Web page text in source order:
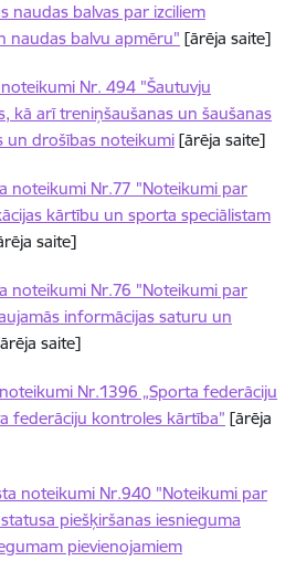
naudas balvas par izciliem
naudas balvu apmēru" [ārēja saite]
Nr. 494 "Šautuvju
kā arī treniņšaušanas un šaušanas
un drošības noteikumi [ārēja saite]
noteikumi Nr.77 "Noteikumi par
kārtību un sporta speciālistam
saite]
noteikumi Nr.76 "Noteikumi par
informācijas saturu un
saite]
Nr.1396 „Sporta federāciju
federāciju kontroles kārtība” [ārēja
noteikumi Nr.940 "Noteikumi par
piešķiršanas iesnieguma
pievienojamiem